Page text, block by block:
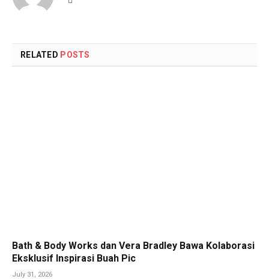
RELATED POSTS
Bath & Body Works dan Vera Bradley Bawa Kolaborasi
Eksklusif Inspirasi Buah Pic
July 31, 2026